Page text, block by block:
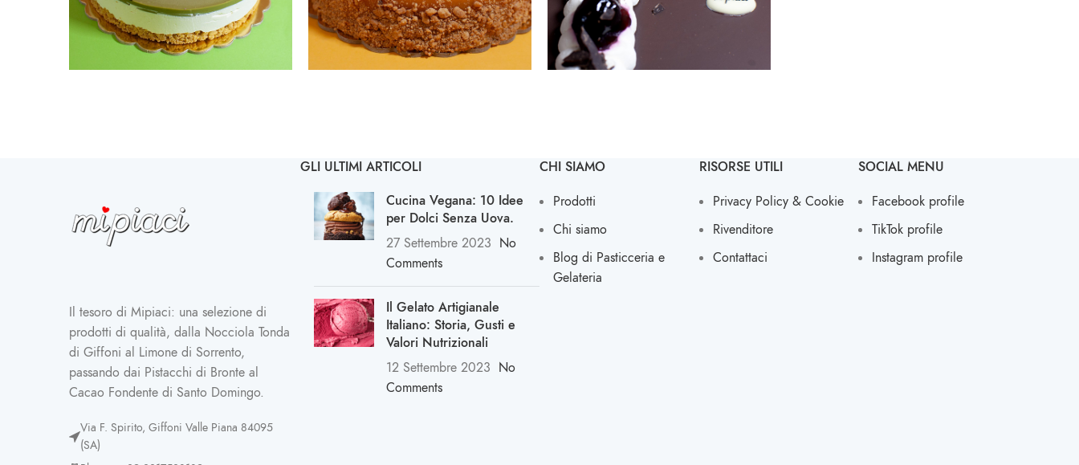
Il tesoro di Mipiaci: una selezione di
prodotti di qualità, dalla Nocciola Tonda
di Giffoni al Limone di Sorrento,
passando dai Pistacchi di Bronte al
Cacao Fondente di Santo Domingo.
Via F. Spirito, Giffoni Valle Piana 84095
(SA)
GLI ULTIMI ARTICOLI
Cucina Vegana: 10 Idee
per Dolci Senza Uova.
27 Settembre 2023 No
Comments
Il Gelato Artigianale
Italiano: Storia, Gusti e
Valori Nutrizionali
12 Settembre 2023 No
Comments
CHI SIAMO
Prodotti
Chi siamo
Blog di Pasticceria e
Gelateria
RISORSE UTILI
Privacy Policy & Cookie
Rivenditore
Contattaci
SOCIAL MENU
Facebook profile
TikTok profile
Instagram profile